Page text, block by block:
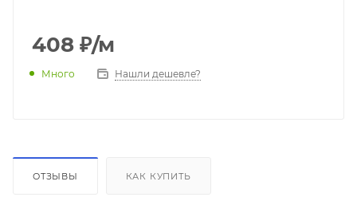
408 ₽/м
Много Нашли дешевле?
ОТЗЫВЫ КАК КУПИТЬ